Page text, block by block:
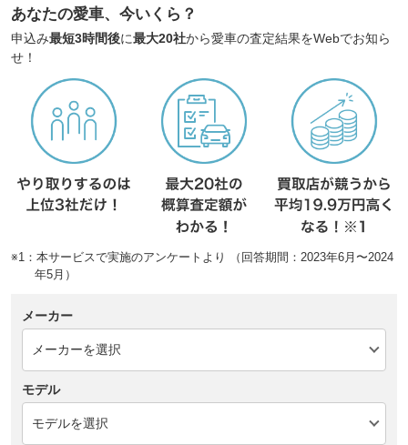
あなたの愛車、今いくら？
申込み最短3時間後に最大20社から愛車の査定結果をWebでお知ら
せ！
※1：本サービスで実施のアンケートより （回答期間：2023年6月〜2024
年5月）
メーカー
モデル